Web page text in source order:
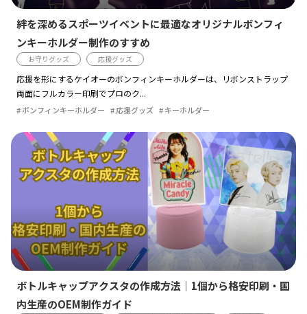
絆を深めるスポーツイベントに最適なオリジナルボンフィ
ンキーホルダー制作のすすめ
お守りグッズ 応援グッズ
応援を形にするケイオーのボンフィンキーホルダーは、リボンストラップ
両面にフルカラー印刷でプロのク...
ボンフィンキーホルダー 応援グッズ キーホルダー
ボトルキャップアクスタの作成方法｜1個から格安印刷・国
内生産のOEM制作ガイド